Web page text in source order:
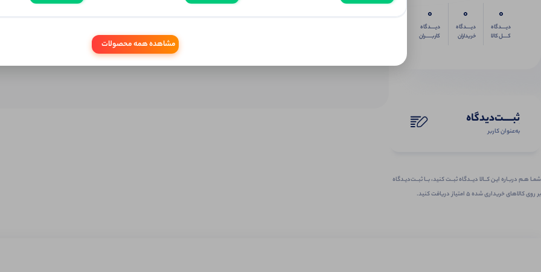
0
دیــــدگاه
کــــل کالا
0
دیــــدگاه
خریداران
0
دیــــدگاه
کاربـــــران
ثبـــــت‌دیدگاه
به‌عنوان کاربر
شمـا هـم دربـاره ایـن کــالا دیــدگاه ثبــت کنید، بــا ثبــت‌دیـدگاه
بر روی کالاهای خریداری شده ۵ امتیاز دریافت کنید.
مشاهده همه محصولات